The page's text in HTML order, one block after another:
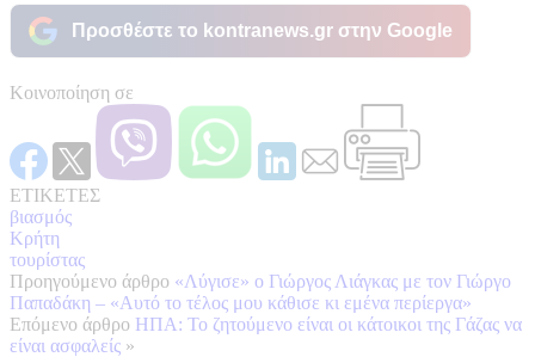
Προσθέστε το kontranews.gr στην Google
Κοινοποίηση σε
ΕΤΙΚΕΤΕΣ
βιασμός
Κρήτη
τουρίστας
Προηγούμενο άρθρο «Λύγισε» o Γιώργος Λιάγκας με τον Γιώργο
Παπαδάκη – «Αυτό το τέλος μου κάθισε κι εμένα περίεργα»
Επόμενο άρθρο ΗΠΑ: Το ζητούμενο είναι οι κάτοικοι της Γάζας να
είναι ασφαλείς »